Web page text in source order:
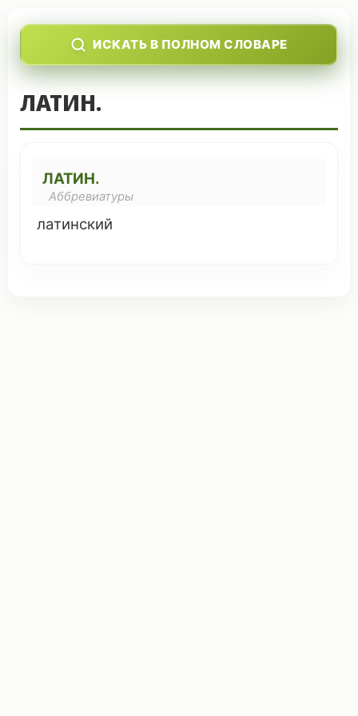
ИСКАТЬ В ПОЛНОМ СЛОВАРЕ
ЛАТИН.
ЛАТИН.
Аббревиатуры
латинский